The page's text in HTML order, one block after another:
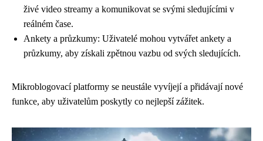
živé video streamy a komunikovat se svými sledujícími v
reálném čase.
Ankety a průzkumy: Uživatelé mohou vytvářet ankety a
průzkumy, aby získali zpětnou vazbu od svých sledujících.
Mikroblogovací platformy se neustále vyvíjejí a přidávají nové
funkce, aby uživatelům poskytly co nejlepší zážitek.